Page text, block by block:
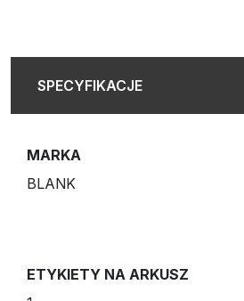
SPECYFIKACJE
MARKA
BLANK
ETYKIETY NA ARKUSZ